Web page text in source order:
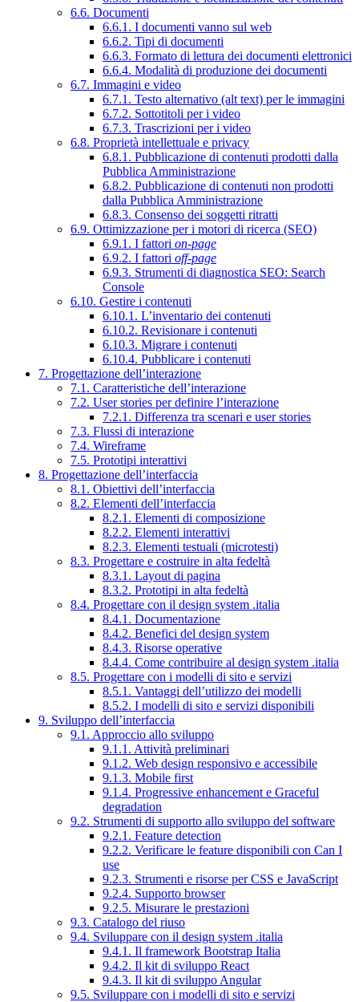
6.6. Documenti
6.6.1. I documenti vanno sul web
6.6.2. Tipi di documenti
6.6.3. Formato di lettura dei documenti elettronici
6.6.4. Modalità di produzione dei documenti
6.7. Immagini e video
6.7.1. Testo alternativo (alt text) per le immagini
6.7.2. Sottotitoli per i video
6.7.3. Trascrizioni per i video
6.8. Proprietà intellettuale e privacy
6.8.1. Pubblicazione di contenuti prodotti dalla
Pubblica Amministrazione
6.8.2. Pubblicazione di contenuti non prodotti
dalla Pubblica Amministrazione
6.8.3. Consenso dei soggetti ritratti
6.9. Ottimizzazione per i motori di ricerca (SEO)
6.9.1. I fattori on-page
6.9.2. I fattori off-page
6.9.3. Strumenti di diagnostica SEO: Search
Console
6.10. Gestire i contenuti
6.10.1. L’inventario dei contenuti
6.10.2. Revisionare i contenuti
6.10.3. Migrare i contenuti
6.10.4. Pubblicare i contenuti
7. Progettazione dell’interazione
7.1. Caratteristiche dell’interazione
7.2. User stories per definire l’interazione
7.2.1. Differenza tra scenari e user stories
7.3. Flussi di interazione
7.4. Wireframe
7.5. Prototipi interattivi
8. Progettazione dell’interfaccia
8.1. Obiettivi dell’interfaccia
8.2. Elementi dell’interfaccia
8.2.1. Elementi di composizione
8.2.2. Elementi interattivi
8.2.3. Elementi testuali (microtesti)
8.3. Progettare e costruire in alta fedeltà
8.3.1. Layout di pagina
8.3.2. Prototipi in alta fedeltà
8.4. Progettare con il design system .italia
8.4.1. Documentazione
8.4.2. Benefici del design system
8.4.3. Risorse operative
8.4.4. Come contribuire al design system .italia
8.5. Progettare con i modelli di sito e servizi
8.5.1. Vantaggi dell’utilizzo dei modelli
8.5.2. I modelli di sito e servizi disponibili
9. Sviluppo dell’interfaccia
9.1. Approccio allo sviluppo
9.1.1. Attività preliminari
9.1.2. Web design responsivo e accessibile
9.1.3. Mobile first
9.1.4. Progressive enhancement e Graceful
degradation
9.2. Strumenti di supporto allo sviluppo del software
9.2.1. Feature detection
9.2.2. Verificare le feature disponibili con Can I
use
9.2.3. Strumenti e risorse per CSS e JavaScript
9.2.4. Supporto browser
9.2.5. Misurare le prestazioni
9.3. Catalogo del riuso
9.4. Sviluppare con il design system .italia
9.4.1. Il framework Bootstrap Italia
9.4.2. Il kit di sviluppo React
9.4.3. Il kit di sviluppo Angular
9.5. Sviluppare con i modelli di sito e servizi